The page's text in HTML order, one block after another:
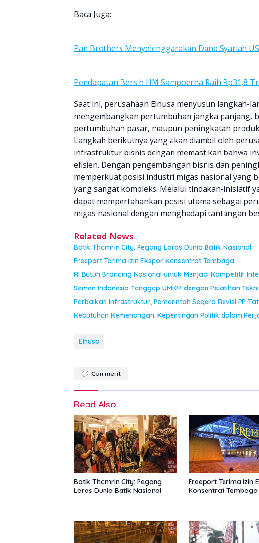
Baca Juga:
Pan Brothers Menyelenggarakan Dana Syariah
Pendapatan Bersih HM Sampoerna Raih Rp31,8
Saat ini, perusahaan Elnusa menyusun langkah-
mengembangkan pertumbuhan jangka panjang,
pertumbuhan pasar, maupun peningkatan
Langkah berikutnya yang akan diambil oleh
infrastruktur bisnis dengan memastikan bahwa
efisien. Dengan pengembangan bisnis dan
memperkuat posisi industri migas nasional yang
yang sangat kompleks. Melalui tindakan-inisiatif
dapat mempertahankan posisi utama sebagai
migas nasional dengan menghadapi tantangan
Related News
Batik Thamrin City: Pegang Laras Dunia Batik Nasional
Freeport Terima Izin Ekspor Konsentrat Tembaga
RI Butuh Branding Nasional untuk Menjadi Kompetitif
Semen Indonesia Tanggap UMKM dengan Pelatihan
Perbaikan Infrastruktur, Pemerintah Segera Revisi PP
Kebutuhan Kemenangan: Kepentingan Politik dalam
Elnusa
Comment
Read Also
Batik Thamrin City: Pegang
Laras Dunia Batik Nasional
Freeport Terima Izin
Konsentrat Tembaga